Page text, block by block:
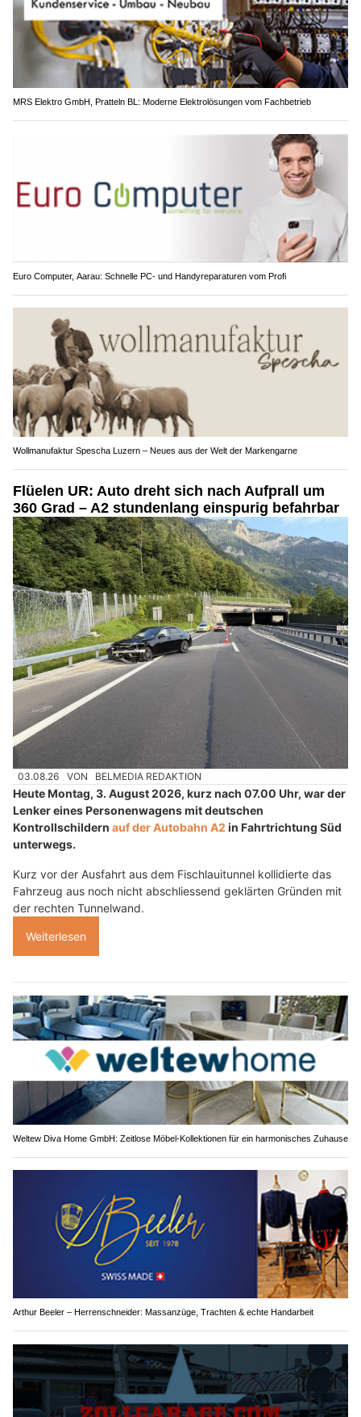
MRS Elektro GmbH, Pratteln BL: Moderne Elektrolösungen vom Fachbetrieb
Euro Computer, Aarau: Schnelle PC- und Handyreparaturen vom Profi
Wollmanufaktur Spescha Luzern – Neues aus der Welt der Markengarne
Flüelen UR: Auto dreht sich nach Aufprall um
360 Grad – A2 stundenlang einspurig befahrbar
03.08.26 VON BELMEDIA REDAKTION
Heute Montag, 3. August 2026, kurz nach 07.00 Uhr, war der
Lenker eines Personenwagens mit deutschen
Kontrollschildern auf der Autobahn A2 in Fahrtrichtung Süd
unterwegs.
Kurz vor der Ausfahrt aus dem Fischlauitunnel kollidierte das
Fahrzeug aus noch nicht abschliessend geklärten Gründen mit
der rechten Tunnelwand.
Weiterlesen
Weltew Diva Home GmbH: Zeitlose Möbel-Kollektionen für ein harmonisches Zuhause
Arthur Beeler – Herrenschneider: Massanzüge, Trachten & echte Handarbeit